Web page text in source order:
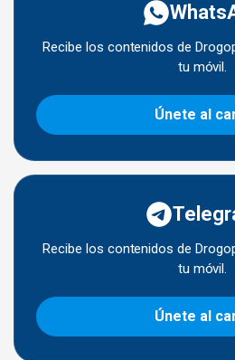
Recibe los contenidos de
tu móvil.
Únete al
Recibe los contenidos de
tu móvil.
Únete al